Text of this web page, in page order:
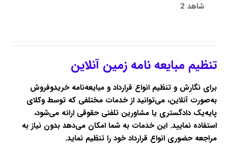
شاهد 2
تنظیم مبایعه ‌نامه زمین آنلاین
برای نگارش و تنظیم انواع قرارداد و مبایعه‌نامه خریدوفروش
به‌صورت آنلاین، می‌توانید از خدمات مختلفی که توسط وکلای
پایه‌یک دادگستری یامشاورین تلفنی حقوقیارائه می‌شود،
استفاده نمایید. این خدمات به شما امکان می‌دهد بدون نیاز به
مراجعه حضوری انواع قرارداد خود را تنظیم نماید.